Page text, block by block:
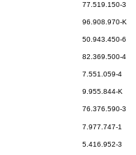
77.519.150-3
96.908.970-K
50.943.450-6
82.369.500-4
7.551.059-4
9.955.844-K
76.376.590-3
7.977.747-1
5.416.952-3